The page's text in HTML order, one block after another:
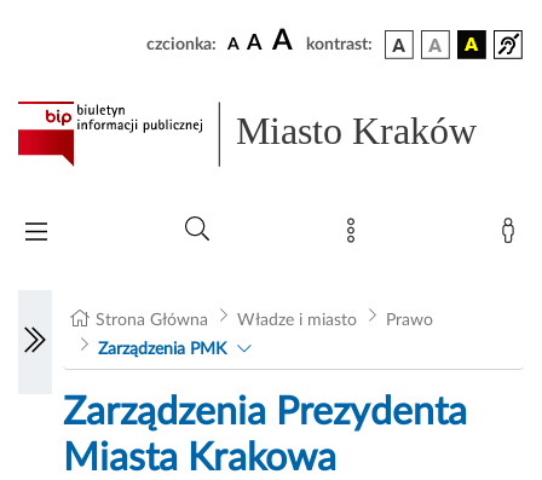
czcionka: A A A kontrast:
Miasto Kraków
Strona Główna Władze i miasto
Prawo
Zarządzenia PMK
Zarządzenia Prezydenta
Miasta Krakowa